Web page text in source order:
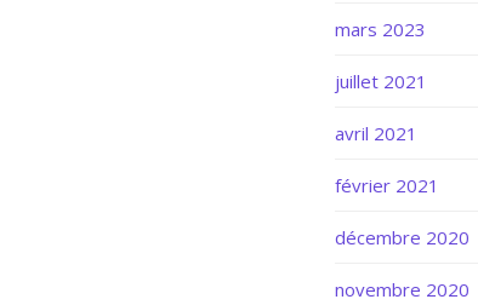
mars 2023
juillet 2021
avril 2021
février 2021
décembre 2020
novembre 2020